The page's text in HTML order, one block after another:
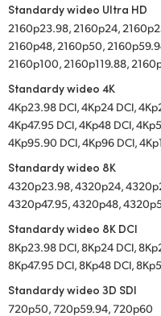
Standardy wideo Ultra HD
2160p23.98, 2160p24,
2160p48, 2160p50,
2160p100, 2160p119.88,
Standardy wideo 4K
4Kp23.98 DCI, 4Kp24 DCI,
4Kp47.95 DCI, 4Kp48 DCI,
4Kp95.90 DCI, 4Kp96 DCI,
Standardy wideo 8K
4320p23.98, 4320p24,
4320p47.95, 4320p48,
Standardy wideo 8K DCI
8Kp23.98 DCI, 8Kp24 DCI,
8Kp47.95 DCI, 8Kp48 DCI,
Standardy wideo 3D SDI
720p50, 720p59.94, 720p60